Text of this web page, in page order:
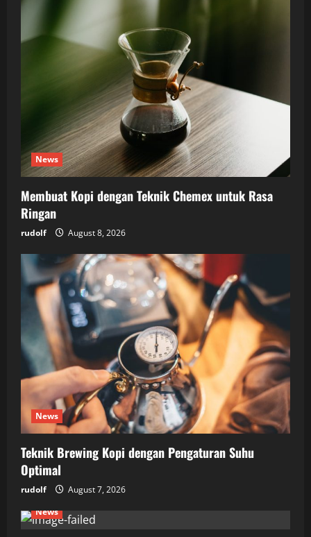
News
Membuat Kopi dengan Teknik Chemex untuk Rasa
Ringan
rudolf August 8, 2026
News
Teknik Brewing Kopi dengan Pengaturan Suhu
Optimal
rudolf
August 7, 2026
News